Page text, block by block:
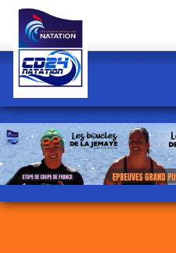
Panneau de gestion des cookies